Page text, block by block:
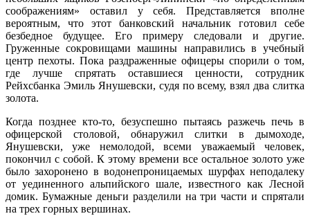
соображениям» оставил у себя. Представляется вполне
вероятным, что этот банковский начальник готовил себе
безбедное будущее. Его примеру следовали и другие.
Груженные сокровищами машины направились в учебный
центр пехоты. Пока раздраженные офицеры спорили о том,
где лучше спрятать оставшиеся ценности, сотрудник
Рейхсбанка Эмиль Янушевски, судя по всему, взял два слитка
золота.
Когда позднее кто-то, безуспешно пытаясь разжечь печь в
офицерской столовой, обнаружил слитки в дымоходе,
Янушевски, уже немолодой, всеми уважаемый человек,
покончил с собой. К этому времени все остальное золото уже
было захоронено в водонепроницаемых шурфах неподалеку
от уединенного альпийского шале, известного как Лесной
домик. Бумажные деньги разделили на три части и спрятали
на трех горных вершинах.